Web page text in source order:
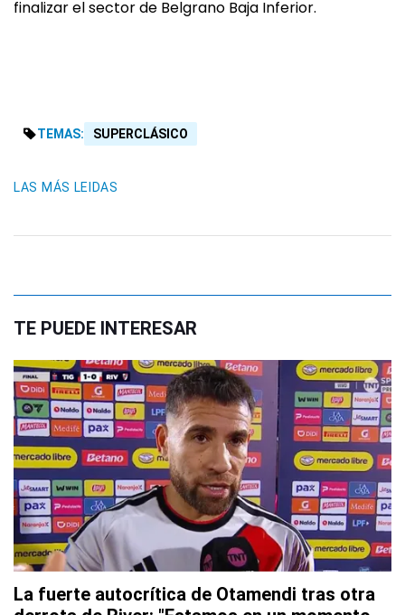
finalizar el sector de Belgrano Baja Inferior.
TEMAS: SUPERCLÁSICO
LAS MÁS LEIDAS
TE PUEDE INTERESAR
La fuerte autocrítica de Otamendi tras otra